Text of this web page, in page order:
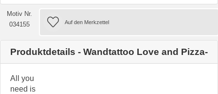
Motiv Nr.
034155
Produktdetails - Wandtattoo Love and Pizza
All you
need is